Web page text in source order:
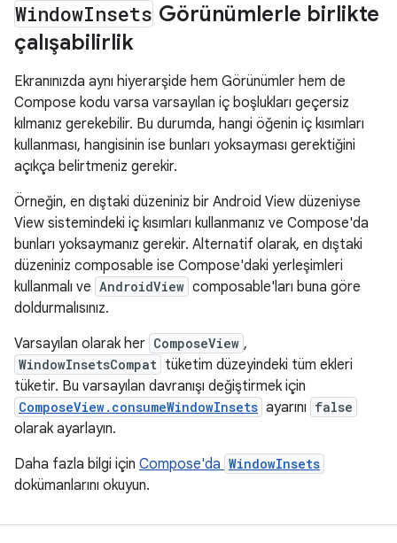
WindowInsets Görünümlerle birlikte
çalışabilirlik
Ekranınızda aynı hiyerarşide hem Görünümler hem de
Compose kodu varsa varsayılan iç boşlukları geçersiz
kılmanız gerekebilir. Bu durumda, hangi öğenin iç kısımları
kullanması, hangisinin ise bunları yoksayması gerektiğini
açıkça belirtmeniz gerekir.
Örneğin, en dıştaki düzeniniz bir Android View düzeniyse
View sistemindeki iç kısımları kullanmanız ve Compose'da
bunları yoksaymanız gerekir. Alternatif olarak, en dıştaki
düzeniniz composable ise Compose'daki yerleşimleri
kullanmalı ve AndroidView composable'ları buna göre
doldurmalısınız.
Varsayılan olarak her ComposeView ,
WindowInsetsCompat tüketim düzeyindeki tüm ekleri
tüketir. Bu varsayılan davranışı değiştirmek için
ComposeView.consumeWindowInsets ayarını false
olarak ayarlayın.
Daha fazla bilgi için Compose'da WindowInsets
dokümanlarını okuyun.